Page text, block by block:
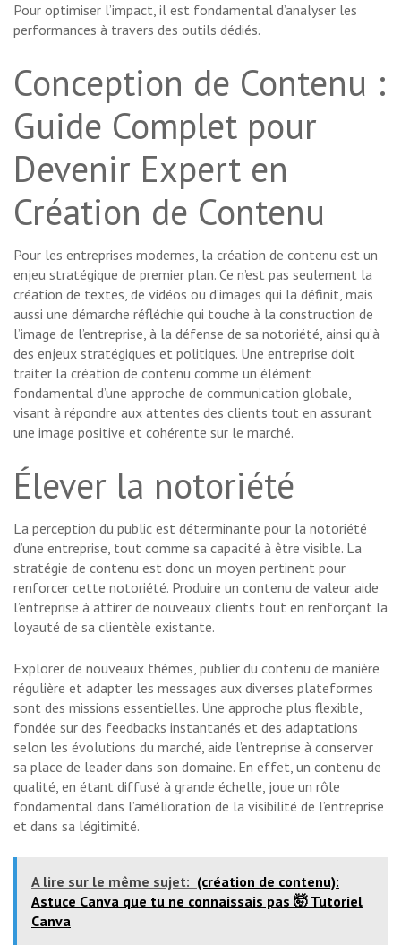
Pour optimiser l’impact, il est fondamental d’analyser les
performances à travers des outils dédiés.
Conception de Contenu :
Guide Complet pour
Devenir Expert en
Création de Contenu
Pour les entreprises modernes, la création de contenu est un
enjeu stratégique de premier plan. Ce n’est pas seulement la
création de textes, de vidéos ou d’images qui la définit, mais
aussi une démarche réfléchie qui touche à la construction de
l’image de l’entreprise, à la défense de sa notoriété, ainsi qu’à
des enjeux stratégiques et politiques. Une entreprise doit
traiter la création de contenu comme un élément
fondamental d’une approche de communication globale,
visant à répondre aux attentes des clients tout en assurant
une image positive et cohérente sur le marché.
Élever la notoriété
La perception du public est déterminante pour la notoriété
d’une entreprise, tout comme sa capacité à être visible. La
stratégie de contenu est donc un moyen pertinent pour
renforcer cette notoriété. Produire un contenu de valeur aide
l’entreprise à attirer de nouveaux clients tout en renforçant la
loyauté de sa clientèle existante.
Explorer de nouveaux thèmes, publier du contenu de manière
régulière et adapter les messages aux diverses plateformes
sont des missions essentielles. Une approche plus flexible,
fondée sur des feedbacks instantanés et des adaptations
selon les évolutions du marché, aide l’entreprise à conserver
sa place de leader dans son domaine. En effet, un contenu de
qualité, en étant diffusé à grande échelle, joue un rôle
fondamental dans l’amélioration de la visibilité de l’entreprise
et dans sa légitimité.
A lire sur le même sujet: (création de contenu):
Astuce Canva que tu ne connaissais pas 🤯 Tutoriel
Canva